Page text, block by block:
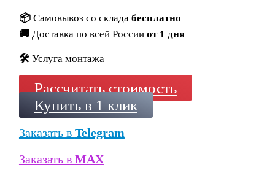
📦 Самовывоз со склада бесплатно
🚚 Доставка по всей России от 1 дня
🛠️ Услуга монтажа
Рассчитать стоимость
Купить в 1 клик
Заказать в Telegram
Заказать в MAX